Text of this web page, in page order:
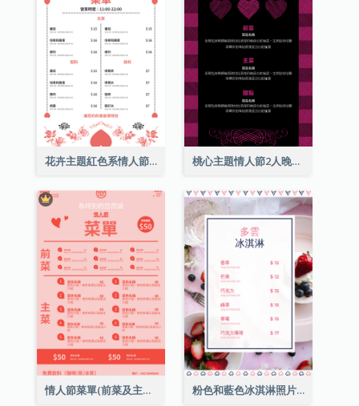
花卉主題紅色系情人節菜單 桃心主題情人節2人晚餐菜單
情人節菜單(前菜及主菜) 粉色和藍色冰淇淋照片甜點菜單